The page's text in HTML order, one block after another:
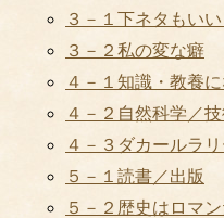
３－１下ネタもいい
３－２私の変な癖
４－１知識・教養
４－２自然科学／
４－３ダカールラ
５－１読書／出版
５－２歴史はロマ